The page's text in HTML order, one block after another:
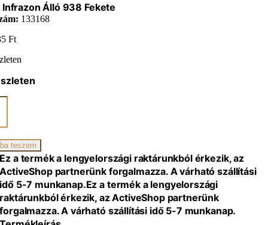
Infrazon Álló 938 Fekete
133168
Ft
teszem
Ez a termék a lengyelországi raktárunkból érkezik, az
ActiveShop partnerünk forgalmazza. A várható szállítási
idő 5-7 munkanap.Ez a termék a lengyelországi
raktárunkból érkezik, az ActiveShop partnerünk
forgalmazza. A várható szállítási idő 5-7 munkanap.